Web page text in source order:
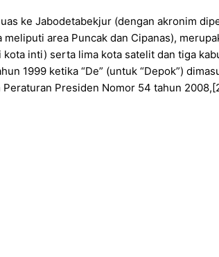
ke Jabodetabekjur (dengan akronim
area Puncak dan Cipanas),
inti) serta lima kota satelit dan tiga
1999 ketika “De” (untuk “Depok”)
Presiden Nomor 54 tahun